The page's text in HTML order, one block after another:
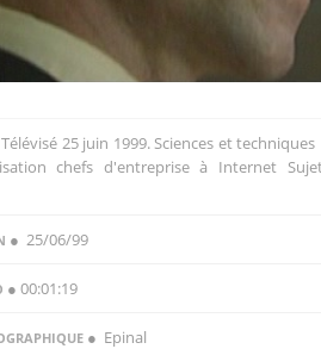
25 juin 1999. Sciences et techniques
chefs d'entreprise à Internet
● 25/06/99
● 00:01:19
● Epinal